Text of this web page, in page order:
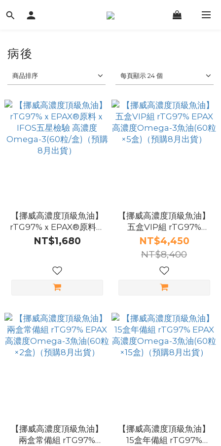
病後
商品排序 每頁顯示 24 個
【挪威高濃度頂級魚油】
rTG97%ｘEPAX®原料ｘ
IFOS五星檢驗 高濃度
NT$1,680
【挪威高濃度頂級魚油】
五盒VIP組 rTG97%
EPAX高濃度Omega-3魚
油(60粒×5盒)（預購8月
出貨）
NT$4,450
NT$8,400
【挪威高濃度頂級魚油】
兩盒常備組 rTG97%
【挪威高濃度頂級魚油】
15盒年備組 rTG97%